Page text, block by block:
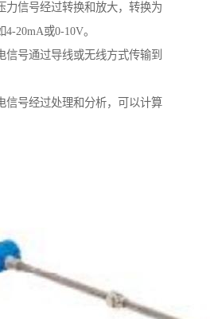
力信号经过转换和放大，转换为
20mA或0-10V。
信号通过导线或无线方式传输到
信号经过处理和分析，可以计算